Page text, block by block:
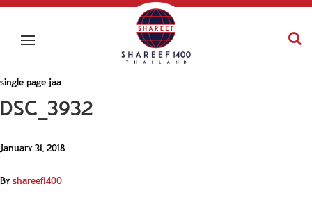
single page jaa
DSC_3932
January 31, 2018
Byshareef1400